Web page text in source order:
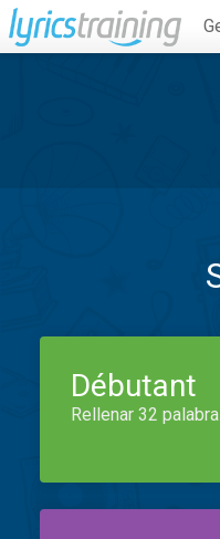
Débutant
Rellenar 32